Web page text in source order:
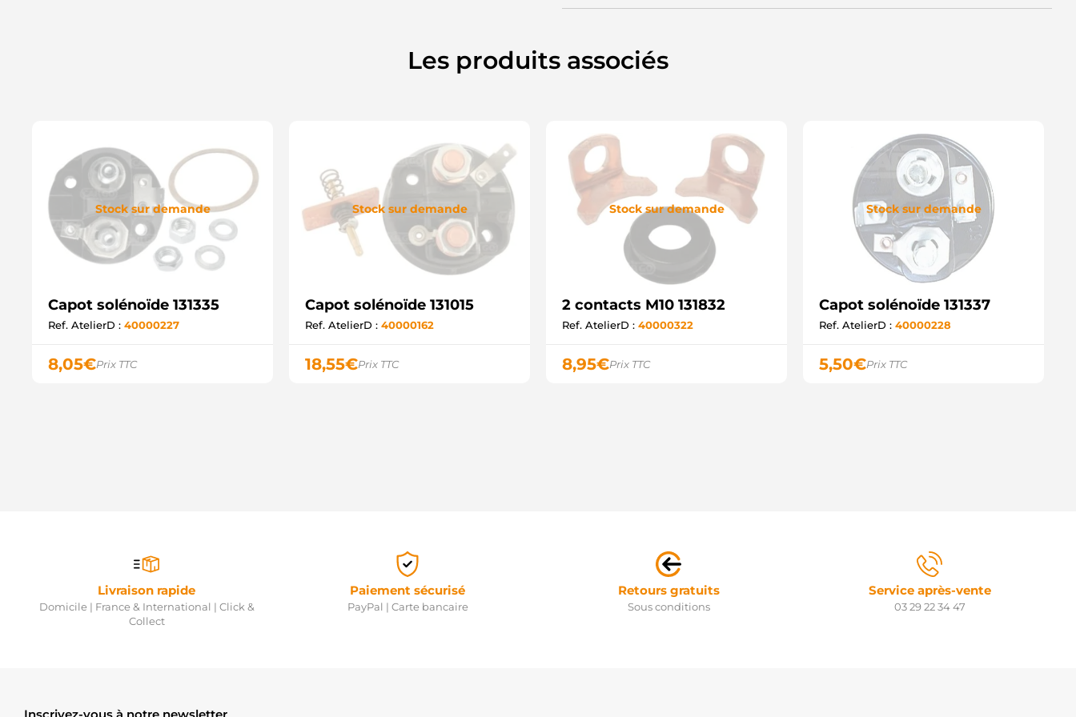
Les produits associés
Stock sur demande
Capot solénoïde 131335
Ref. AtelierD : 40000227
8,05€Prix TTC
Stock sur demande
Capot solénoïde 131015
Ref. AtelierD : 40000162
18,55€Prix TTC
Stock sur demande
2 contacts M10 131832
Ref. AtelierD : 40000322
8,95€Prix TTC
Stock sur demande
Capot solénoïde 131337
Ref. AtelierD : 40000228
5,50€Prix TTC
Livraison rapide
Domicile | France & International | Click &
Collect
Paiement sécurisé
PayPal | Carte bancaire
Retours gratuits
Sous conditions
Service après-vente
03 29 22 34 47